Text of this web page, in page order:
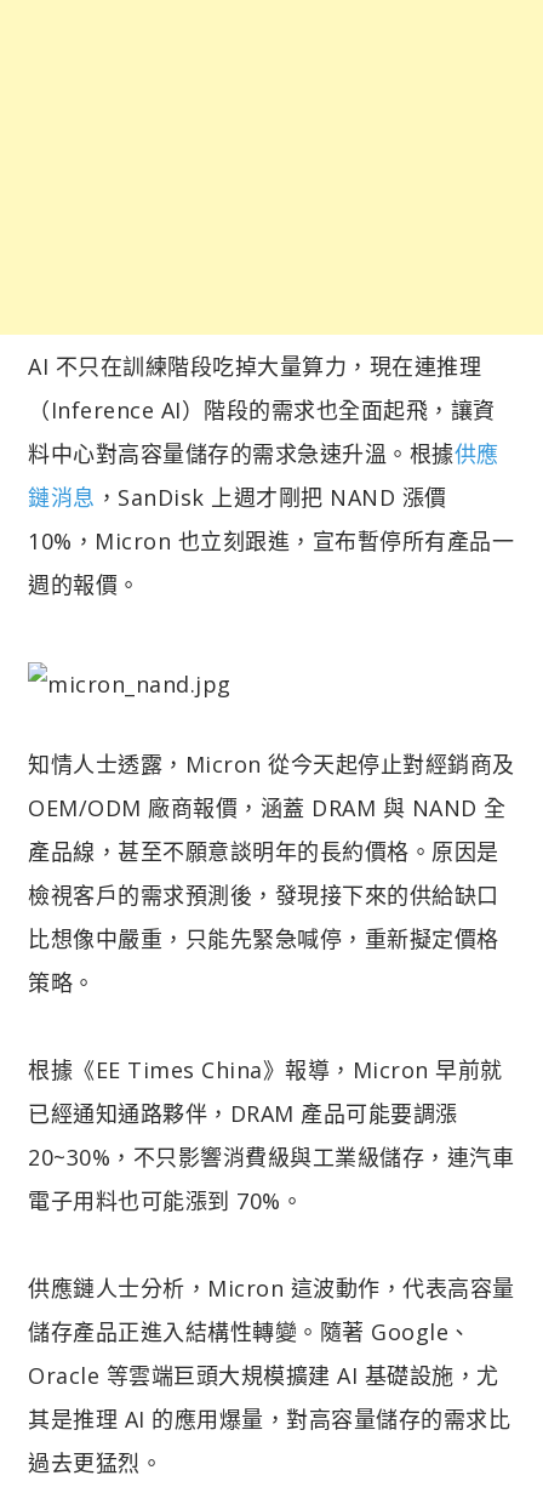
AI 不只在訓練階段吃掉大量算力，現在連推理
（Inference AI）階段的需求也全面起飛，讓資
料中心對高容量儲存的需求急速升溫。根據供應
鏈消息 ，SanDisk 上週才剛把 NAND 漲價
10%，Micron 也立刻跟進，宣布暫停所有產品一
週的報價。
知情人士透露，Micron 從今天起停止對經銷商及
OEM/ODM 廠商報價，涵蓋 DRAM 與 NAND 全
產品線，甚至不願意談明年的長約價格。原因是
檢視客戶的需求預測後，發現接下來的供給缺口
比想像中嚴重，只能先緊急喊停，重新擬定價格
策略。
根據《EE Times China》報導，Micron 早前就
已經通知通路夥伴，DRAM 產品可能要調漲
20~30%，不只影響消費級與工業級儲存，連汽車
電子用料也可能漲到 70%。
供應鏈人士分析，Micron 這波動作，代表高容量
儲存產品正進入結構性轉變。隨著 Google、
Oracle 等雲端巨頭大規模擴建 AI 基礎設施，尤
其是推理 AI 的應用爆量，對高容量儲存的需求比
過去更猛烈。